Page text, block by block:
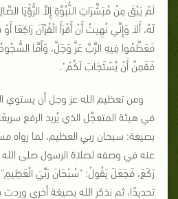
لَمْ يَبْقَ مِنْ مُبَشِّرَاتِ النُّبُوَّةِ إِلاَّ الرُّؤْيَا
لَهُ، أَلاَ وَإِنِّي نُهِيتُ أَنْ أَقْرَأَ الْقُرْآنَ رَاكِعًا
فَعَظِّمُوا فِيهِ الرَّبَّ عَزَّ وَجَلَّ، وَأَمَّا
فَقَمِنٌ أَنْ يُسْتَجَابَ لَكُمْ".
ومن تعظيم الله عز وجل أن يستوي
في هيئة المتعجِّل الذي يُريد الرفع
بصيغة: سبحان ربي العظيم، لما رواه
عنه في وصفه لصلاة الرسول صلى
رَكَعَ، فَجَعَلَ يَقُولُ: "سُبْحَانَ رَبِّيَ الْعَظِيمِ"
تحديدًا، ثم نذكر الله بصيغة أخرى